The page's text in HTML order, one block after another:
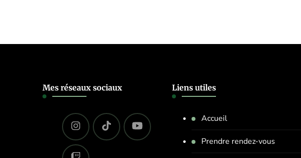
Mes réseaux sociaux Liens utiles
Accueil
Prendre rendez-vous